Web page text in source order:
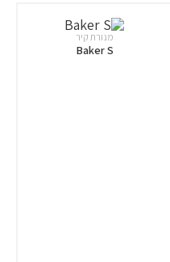
מנורת קיר
Baker S